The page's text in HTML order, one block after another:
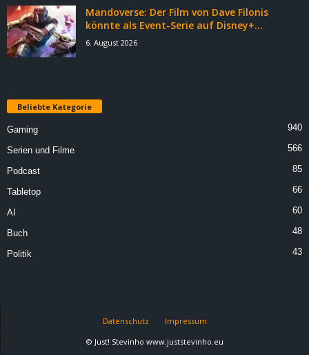
Mandoverse: Der Film von Dave Filonis
könnte als Event-Serie auf Disney+...
6. August 2026
Beliebte Kategorie
Gaming 940
Serien und Filme 566
Podcast 85
Tabletop 66
AI 60
Buch 48
Politik 43
Datenschutz
Impressum
© Just! Stevinho www.juststevinho.eu